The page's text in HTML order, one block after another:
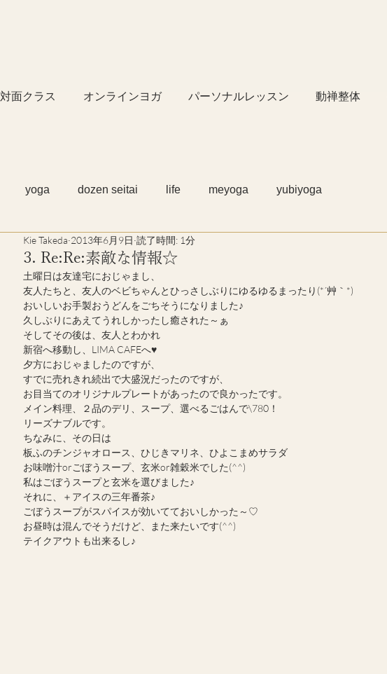
対面クラス オンラインヨガ パーソナルレッスン 動禅整体
yoga dozen seitai life meyoga yubiyoga
3. Re:Re:素敵な情報☆
Kie Takeda 2013年6月9日 読了時間: 1分
土曜日は友達宅におじゃまし、
友人たちと、友人のベビちゃんとひっさしぶりにゆるゆるまったり(*´艸｀*)
おいしいお手製おうどんをごちそうになりました♪
久しぶりにあえてうれしかったし癒された～ぁ
そしてその後は、友人とわかれ
新宿へ移動し、LIMA CAFEへ♥
夕方におじゃましたのですが、
すでに売れきれ続出で大盛況だったのですが、
お目当てのオリジナルプレートがあったので良かったです。
メイン料理、２品のデリ、スープ、選べるごはんで\780！
リーズナブルです。
ちなみに、その日は
板ふのチンジャオロース、ひじきマリネ、ひよこまめサラダ
お味噌汁orごぼうスープ、玄米or雑穀米でした(^^)
私はごぼうスープと玄米を選びました♪
それに、＋アイスの三年番茶♪
ごぼうスープがスパイスが効いてておいしかった～♡
お昼時は混んでそうだけど、また来たいです(^^)
テイクアウトも出来るし♪